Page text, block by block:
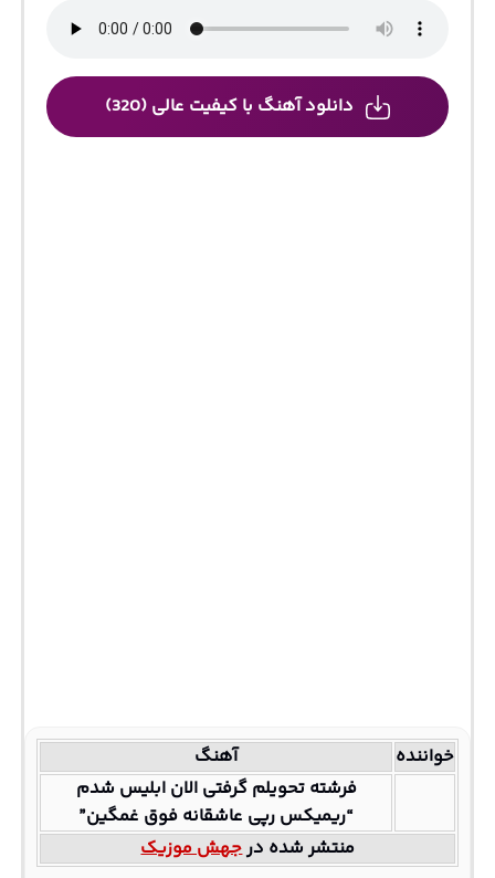
دانلود آهنگ با کیفیت عالی (320)
خواننده
آهنگ
فرشته تحویلم گرفتی الان ابلیس شدم
“ریمیکس رپی عاشقانه فوق غمگین”
منتشر شده درجهش موزیک